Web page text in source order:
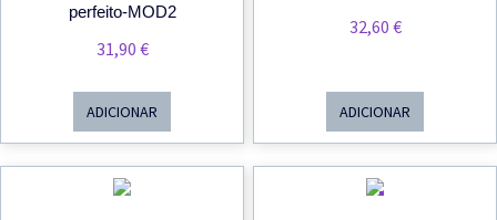
perfeito-MOD2
31,90 €
ADICIONAR
32,60 €
ADICIONAR